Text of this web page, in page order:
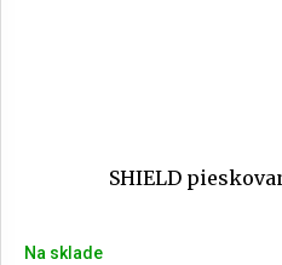
SHIELD
Na sklade